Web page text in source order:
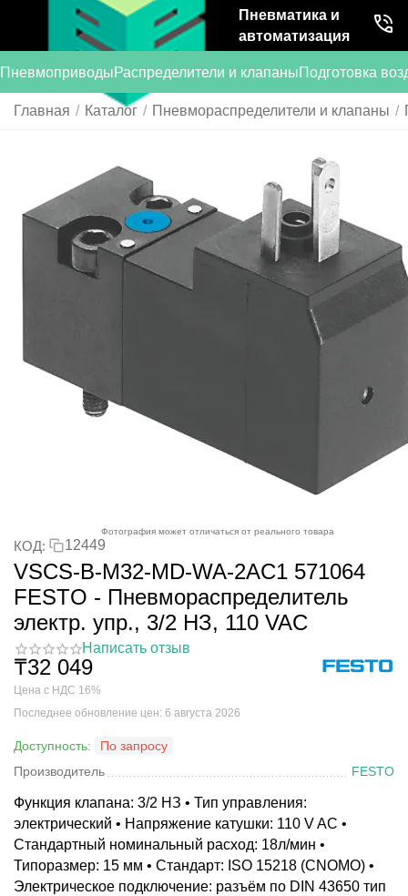
Пневматика и
автоматизация
ПневмоприводыРаспределители и клапаныПодготовка
Главная / Каталог / Пневмораспределители и клапаны /
Фотография может отличаться от реального товара
КОД: 12449
VSCS-B-M32-MD-WA-2AC1 571064
FESTO - Пневмораспределитель
электр. упр., 3/2 НЗ, 110 VAC
Написать отзыв
₸32 049
Цена с НДС 16%
Последнее обновление цен: 6 августа 2026
Доступность:
По запросу
Производитель
FESTO
Функция клапана: 3/2 НЗ • Тип управления:
электрический • Напряжение катушки: 110 V AC •
Стандартный номинальный расход: 18л/мин •
Типоразмер: 15 мм • Стандарт: ISO 15218 (CNOMO) •
Электрическое подключение: разъём по DIN 43650 тип